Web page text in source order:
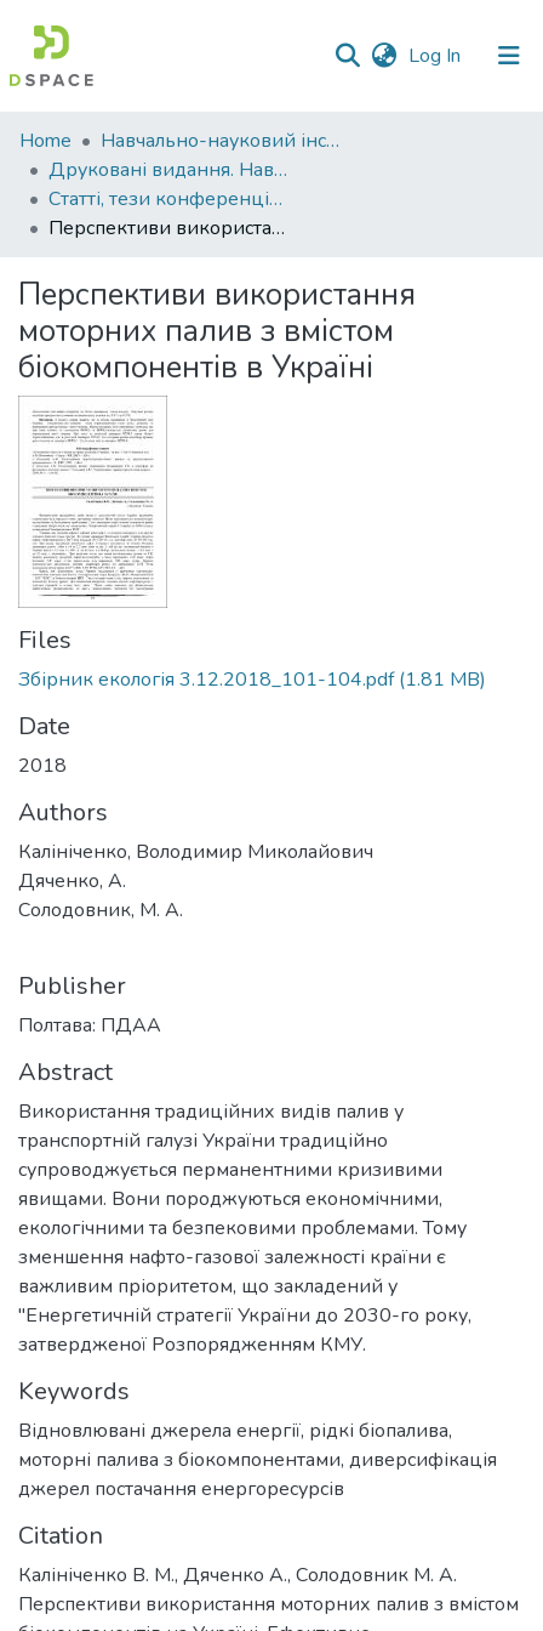
Log In (current)
Communities
&
Collections
All of DSpace
Statistics
Home
Навчально-науковий інститут агротехнологій, селекції та екології
Друковані видання. Навчально-науковий інститут агротехнологій, селекції та екології
Статті, тези конференцій. Навчально-науковий інститут агротехнологій, селекції та екології
Перспективи використання моторних палив з вмістом біокомпонентів в Україні
Перспективи використання
моторних палив з вмістом
біокомпонентів в Україні
Files
Збірник екологія 3.12.2018_101-104.pdf(1.81 MB)
Date
2018
Authors
Калініченко, Володимир Миколайович
Дяченко, А.
Солодовник, М. А.
Publisher
Полтава: ПДАА
Abstract
Використання традиційних видів палив у
транспортній галузі України традиційно
супроводжується перманентними кризивими
явищами. Вони породжуються економічними,
екологічними та безпековими проблемами. Тому
зменшення нафто-газової залежності країни є
важливим пріоритетом, що закладений у
"Енергетичній стратегії України до 2030-го року,
затвердженої Розпорядженням КМУ.
Keywords
Відновлювані джерела енергії, рідкі біопалива,
моторні палива з біокомпонентами, диверсифікація
джерел постачання енергоресурсів
Citation
Калініченко В. М., Дяченко А., Солодовник М. А.
Перспективи використання моторних палив з вмістом